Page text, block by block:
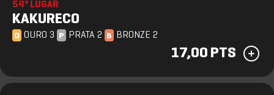
54º LUGAR
KAKURECO
O OURO 3 P PRATA 2 B BRONZE 2
17,00 PTS